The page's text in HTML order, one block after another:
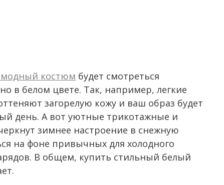
костюм будет смотреться
в белом цвете. Так, например, легкие
загорелую кожу и ваш образ будет
день. А вот уютные трикотажные и
зимнее настроение в снежную
на фоне привычных для холодного
В общем, купить стильный белый